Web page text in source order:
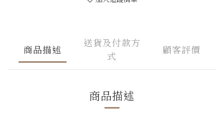
商品描述
送貨及付款方
式
顧客評價
商品描述